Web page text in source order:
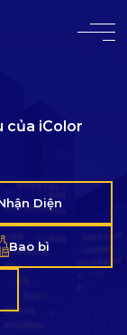
của iColor
Diện
Bao bì